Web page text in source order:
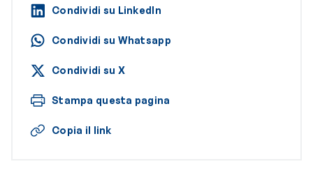
Condividi su LinkedIn
Condividi su Whatsapp
Condividi su X
Stampa questa pagina
Copia il link